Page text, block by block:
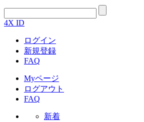
4X ID
ログイン
新規登録
FAQ
Myページ
ログアウト
FAQ
新着